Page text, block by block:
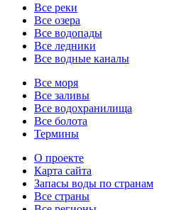
Все реки
Все озера
Все водопады
Все ледники
Все водные каналы
Все моря
Все заливы
Все водохранилища
Все болота
Термины
О проекте
Карта сайта
Запасы воды по странам
Все страны